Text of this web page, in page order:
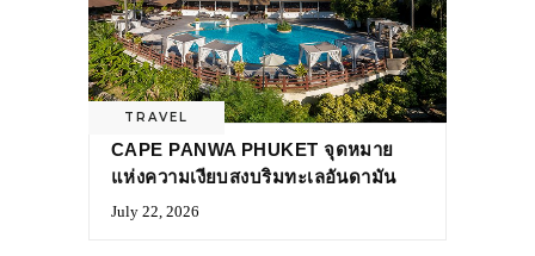
TRAVEL
CAPE PANWA PHUKET จุดหมาย
แห่งความเงียบสงบริมทะเลอันดามัน
July 22, 2026